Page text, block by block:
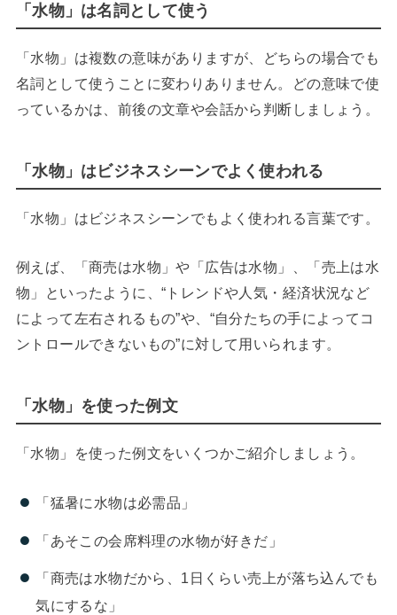
「水物」は名詞として使う
「水物」は複数の意味がありますが、どちらの場合でも
名詞として使うことに変わりありません。どの意味で使
っているかは、前後の文章や会話から判断しましょう。
「水物」はビジネスシーンでよく使われる
「水物」はビジネスシーンでもよく使われる言葉です。
例えば、「商売は水物」や「広告は水物」、「売上は水
物」といったように、“トレンドや人気・経済状況など
によって左右されるもの”や、“自分たちの手によってコ
ントロールできないもの”に対して用いられます。
「水物」を使った例文
「水物」を使った例文をいくつかご紹介しましょう。
「猛暑に水物は必需品」
「あそこの会席料理の水物が好きだ」
「商売は水物だから、1日くらい売上が落ち込んでも
気にするな」